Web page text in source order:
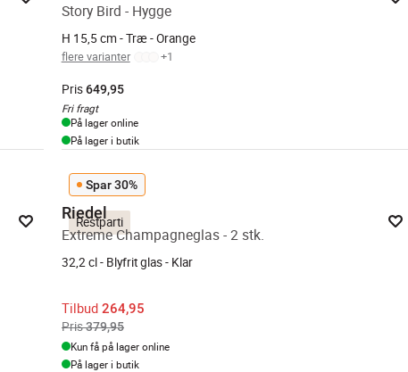
Story Bird - Hygge
H 15,5 cm - Træ - Orange
flere varianter +1
Pris 649,95
Fri fragt
På lager online
På lager i butik
Restparti
Spar 30%
Riedel
Extreme Champagneglas - 2 stk.
32,2 cl - Blyfrit glas - Klar
Tilbud 264,95
Pris379,95
Kun få på lager online
På lager i butik